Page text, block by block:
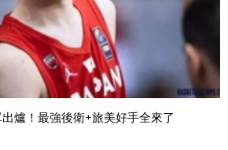
爐！最強後衛+旅美好手全來了